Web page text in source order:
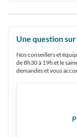
Une question
Nos conseillers et
de 8h30 à 19h et le
demandes et vous